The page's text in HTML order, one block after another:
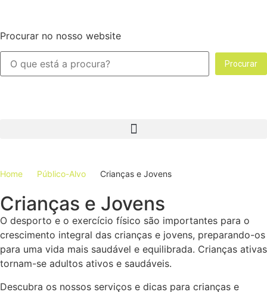
Procurar no nosso website
Procurar
Home Público-Alvo Crianças e Jovens
Crianças e Jovens
O desporto e o exercício físico são importantes para o
crescimento integral das crianças e jovens, preparando-os
para uma vida mais saudável e equilibrada. Crianças ativas
tornam-se adultos ativos e saudáveis.
Descubra os nossos serviços e dicas para crianças e